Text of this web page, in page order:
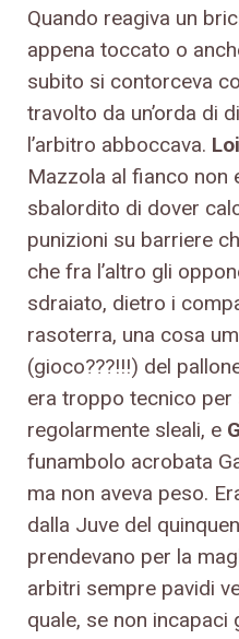
Quando reagiva un
appena toccato o
subito si contorceva
travolto da un’orda di
l’arbitro abboccava.
Mazzola al fianco non
sbalordito di dover
punizioni su barriere
che fra l’altro gli
sdraiato, dietro i
rasoterra, una cosa
(gioco???!!!) del
era troppo tecnico per
regolarmente sleali, e
funambolo acrobata
ma non aveva peso.
dalla Juve del
prendevano per la
arbitri sempre pavidi
quale, se non incapaci